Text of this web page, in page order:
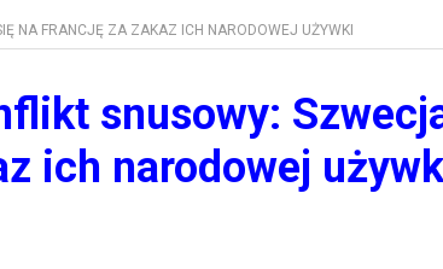
NA FRANCJĘ ZA ZAKAZ ICH NARODOWEJ UŻYWKI
snusowy:
ich narodowej